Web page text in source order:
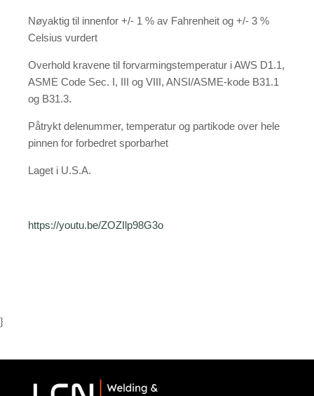
Nøyaktig til innenfor +/- 1 % av Fahrenheit og +/- 3 %
Celsius vurdert
Overhold kravene til forvarmingstemperatur i AWS D1.1,
ASME Code Sec. I, III og VIII, ANSI/ASME-kode B31.1
og B31.3.
Påtrykt delenummer, temperatur og partikode over hele
pinnen for forbedret sporbarhet
Laget i U.S.A.
https://youtu.be/ZOZIlp98G3o
}